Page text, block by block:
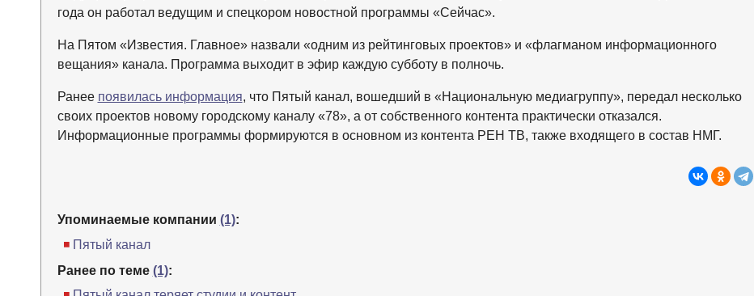
года он работал ведущим и спецкором новостной программы «Сейчас».
На Пятом «Известия. Главное» назвали «одним из рейтинговых проектов» и «флагманом информационного
вещания» канала. Программа выходит в эфир каждую субботу в полночь.
Ранее появилась информация, что Пятый канал, вошедший в «Национальную медиагруппу», передал несколько
своих проектов новому городскому каналу «78», а от собственного контента практически отказался.
Информационные программы формируются в основном из контента РЕН ТВ, также входящего в состав НМГ.
Упоминаемые компании (1):
Пятый канал
Ранее по теме (1):